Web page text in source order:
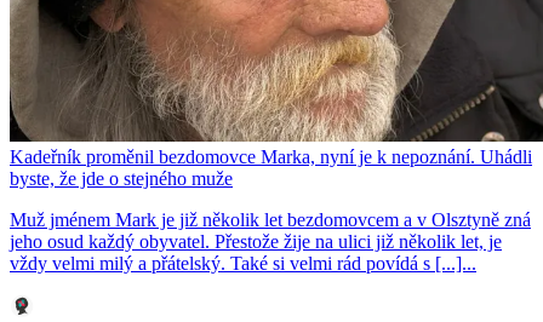
Kadeřník proměnil bezdomovce Marka, nyní je k nepoznání. Uhádli
byste, že jde o stejného muže
Muž jménem Mark je již několik let bezdomovcem a v Olsztyně zná
jeho osud každý obyvatel. Přestože žije na ulici již několik let, je
vždy velmi milý a přátelský. Také si velmi rád povídá s [...]...